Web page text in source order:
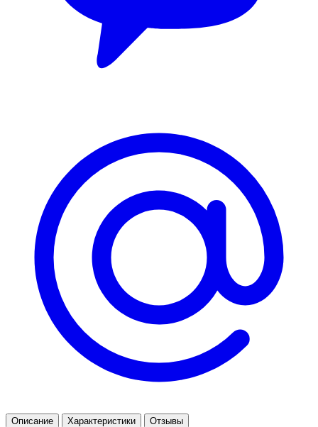
Описание Характеристики Отзывы